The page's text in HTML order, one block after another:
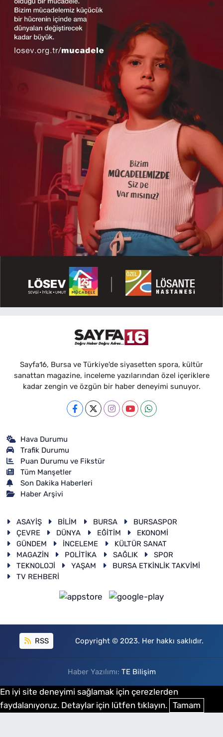
Sayfa16, Bursa ve Türkiye'de siyasetten spora, kültür
sanattan magazine, inceleme yazılarından özel içeriklere
kadar zengin ve özgün bir haber deneyimi sunuyor.
Hava Durumu
Trafik Durumu
Puan Durumu ve Fikstür
Tüm Manşetler
Son Dakika Haberleri
Haber Arşivi
ASAYİŞ BİLİM BURSA
BURSASPOR
ÇEVRE
DÜNYA EĞİTİM
EKONOMİ
GÜNDEM
İNCELEME
KÜLTÜR SANAT
MAGAZİN
POLİTİKA SAĞLIK
SPOR
TEKNOLOJİ
YAŞAM
BURSA ETKİNLİK TAKVİMİ
TV REHBERİ
RSS Copyright © 2023. Her hakkı saklıdır.
Haber Yazılımı: TE Bilişim
En iyi site deneyimi sağlamak için çerezlerden
faydalanıyoruz. Detaylar için lütfen tıklayın. Tamam